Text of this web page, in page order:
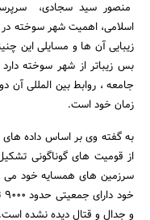
منصور سید سجادی،
اسلامی، اهمیت شهر سوخته در
زیبایی آن ها و مسایلی این
بس زیباتر از شهر سوخته
جامعه ، روابط بین المللی
زمان خود است.
به گفته وی بر اساس داده
از قومیت های گوناگونی
سرزمین های همسایه خود می
و جدال و قتال دیده نشده است.